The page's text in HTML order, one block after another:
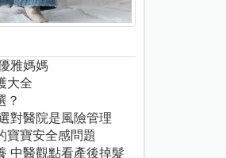
雅媽媽
大全
？
對醫院是風險管理
寶寶安全感問題
中醫觀點看產後掉髮